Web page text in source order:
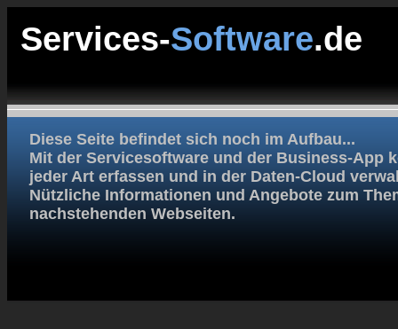
Services-Software.de
Diese Seite befindet sich noch im Aufbau...
Mit der Servicesoftware und der Business-App
jeder Art erfassen und in der Daten-Cloud
Nützliche Informationen und Angebote zum
nachstehenden Webseiten.